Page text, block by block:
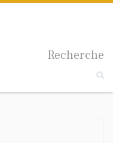
Recherche